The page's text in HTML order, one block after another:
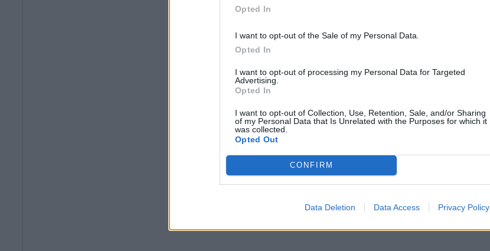
Opted In
I want to opt-out of the Sale of my Personal Data.
Opted In
I want to opt-out of processing my Personal Data for Targeted
Advertising.
Opted In
I want to opt-out of Collection, Use, Retention, Sale, and/or Sharing
of my Personal Data that Is Unrelated with the Purposes for which it
was collected.
Opted Out
CONFIRM
Data Deletion Data Access Privacy Policy